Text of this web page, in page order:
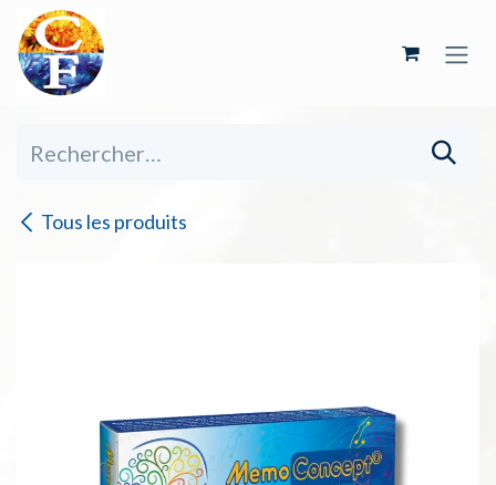
Se rendre au contenu
Tous les produits